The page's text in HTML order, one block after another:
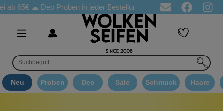
65€ ☁ Deo Proben in jeder Bestellung ☁ Goodie Auswahl ab
Neu Proben Deo Sale Schmuck Haare